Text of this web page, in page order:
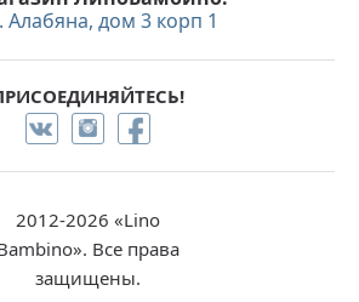
Алабяна, дом 3 корп 1
2012-2026 «Lino
Все права
защищены.